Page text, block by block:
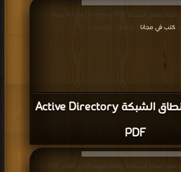
كتاب اعداد نطاق الشبكة Active Directory
PDF
قراءة و تحميل كتاب كتاب اعداد نطاق الشبكة Active Directory PDF مجانا | مكتبة
>كتب في مجانا | التحميل : مرة/مرات
قراءة و تحميل كتاب كتاب مدير شبكة لاسلكية باللغة العربية الجزء الثالث PDF مجانا |